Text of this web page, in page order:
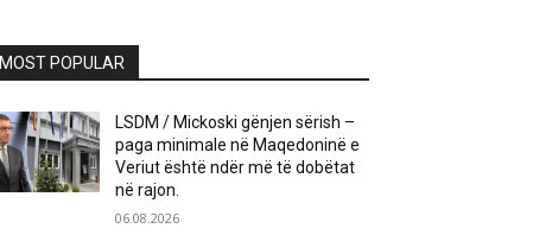
MOST POPULAR
LSDM / Mickoski gënjen sërish –
paga minimale në Maqedoninë e
Veriut është ndër më të dobëtat
në rajon.
06.08.2026